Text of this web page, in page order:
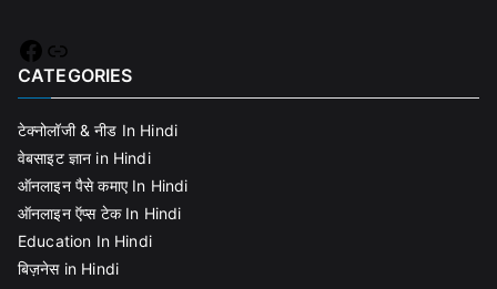
Facebook
Link
CATEGORIES
टेक्नोलॉजी & नीड In Hindi
वेबसाइट ज्ञान in Hindi
ऑनलाइन पैसे कमाए In Hindi
ऑनलाइन ऍप्स टेक In Hindi
Education In Hindi
बिज़नेस in Hindi